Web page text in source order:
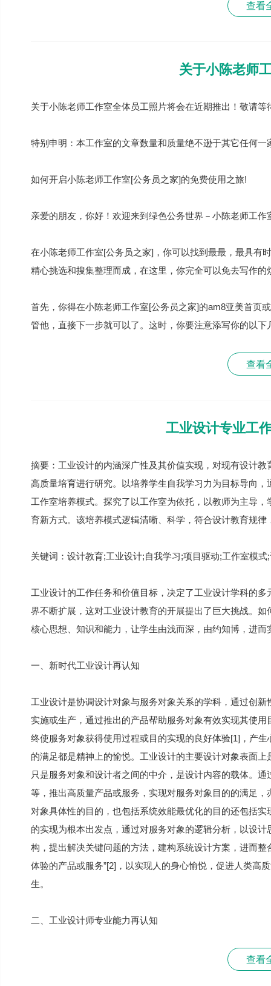
查看
关于小陈老师
关于小陈老师工作室全体员工照片将会在近期推出！敬请等
特别申明：本工作室的文章数量和质量绝不逊于其它任何
如何开启小陈老师工作室[公务员之家]的免费使用之旅!
亲爱的朋友，你好！欢迎来到绿色公务世界－小陈老师工作
在小陈老师工作室[公务员之家]，你可以找到最最，最具有
精心挑选和搜集整理而成，在这里，你完全可以免去写作
首先，你得在小陈老师工作室[公务员之家]的am8亚美首页
管他，直接下一步就可以了。这时，你要注意添写你的以下
查看
工业设计专业工
摘要：工业设计的内涵深广性及其价值实现，对现有设计
高质量培育进行研究。以培养学生自我学习力为目标导向
工作室培养模式。探究了以工作室为依托，以教师为主导
育新方式。该培养模式逻辑清晰、科学，符合设计教育规
关键词：设计教育;工业设计;自我学习;项目驱动;工作室模式
工业设计的工作任务和价值目标，决定了工业设计学科的
界不断扩展，这对工业设计教育的开展提出了巨大挑战。
核心思想、知识和能力，让学生由浅而深，由约知博，进
一、新时代工业设计再认知
工业设计是协调设计对象与服务对象关系的学科，通过创
实施或生产，通过推出的产品帮助服务对象有效实现其使
终使服务对象获得使用过程或目的实现的良好体验[1]，产
的满足都是精神上的愉悦。工业设计的主要设计对象表面
只是服务对象和设计者之间的中介，是设计内容的载体。
等，推出高质量产品或服务，实现对服务对象目的的满足
对象具体性的目的，也包括系统效能最优化的目的还包括
的实现为根本出发点，通过对服务对象的逻辑分析，以设
构，提出解决关键问题的方法，建构系统设计方案，进而
体验的产品或服务”[2]，以实现人的身心愉悦，促进人类高
生。
二、工业设计师专业能力再认知
查看